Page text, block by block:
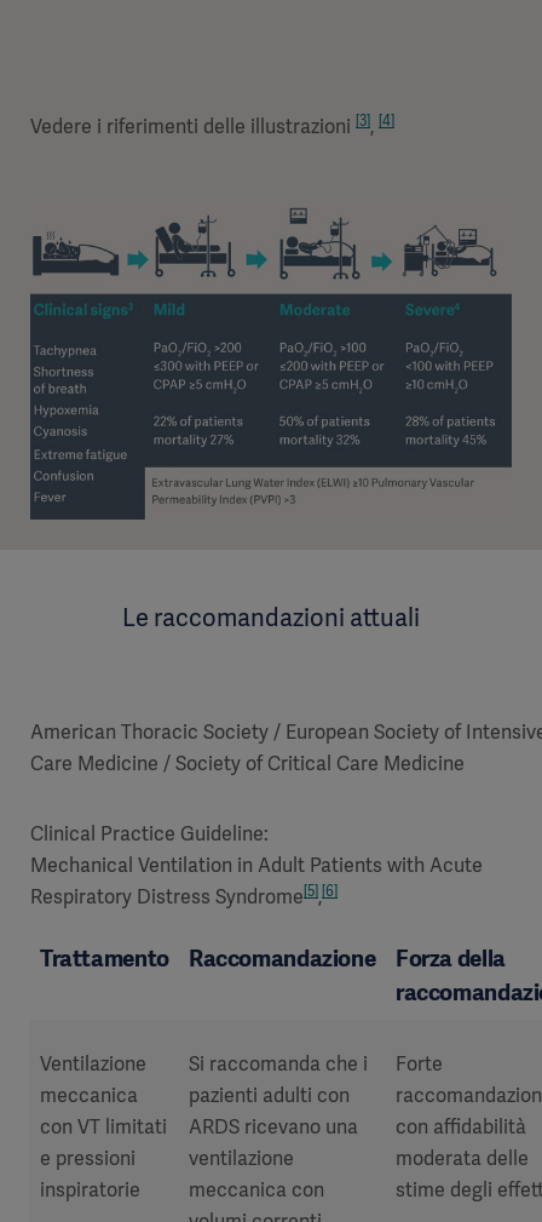
Vedere i riferimenti delle illustrazioni [3], [4]
Le raccomandazioni attuali
American Thoracic Society / European Society of
Care Medicine / Society of Critical Care Medicine
Clinical Practice Guideline:
Mechanical Ventilation in Adult Patients with Acute
Respiratory Distress Syndrome[5],[6]
Trattamento Raccomandazione
Forza della
Ventilazione
meccanica
con VT limitati
e pressioni
inspiratorie
Si raccomanda che i
pazienti adulti con
ARDS ricevano una
ventilazione
meccanica con
Forte
con affidabilità
moderata delle
stime degli